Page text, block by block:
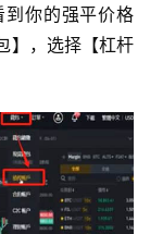
你的强平价格
】，选择【杠杆